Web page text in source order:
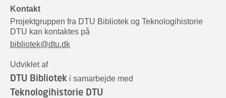
Kontakt
Projektgruppen fra DTU Bibliotek og Teknologihistorie
DTU kan kontaktes på
bibliotek@dtu.dk
Udviklet af
DTU Bibliotek i samarbejde med
Teknologihistorie DTU